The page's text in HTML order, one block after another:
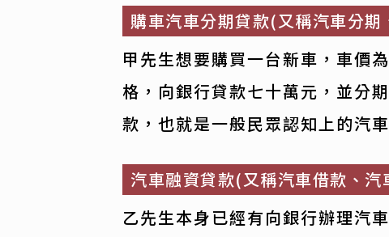
購車汽車分期貸款(又稱汽車分期
甲先生想要購買一台新車，車價
格，向銀行貸款七十萬元，並分
款，也就是一般民眾認知上的汽
汽車融資貸款(又稱汽車借款、汽
乙先生本身已經有向銀行辦理汽